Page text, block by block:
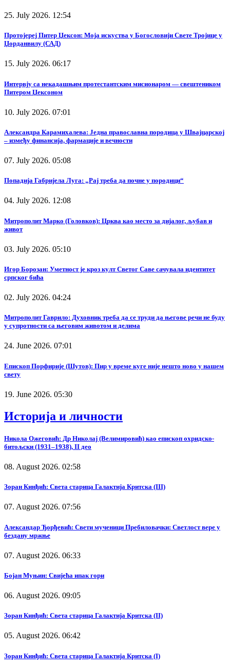
25. July 2026. 12:54
Протојереј Питер Џексон: Моја искуства у Богословији Свете Тројице у
Џорданвилу (САД)
15. July 2026. 06:17
Интервју са некадашњим протестантским мисионаром — свештеником
Питером Џексоном
10. July 2026. 07:01
Александра Карамихалева: Једна православна породица у Швајцарској
– између финансија, фармације и вечности
07. July 2026. 05:08
Попадија Габријела Луга: „Рај треба да почне у породици“
04. July 2026. 12:08
Митрополит Марко (Головков): Црква као место за дијалог, љубав и
живот
03. July 2026. 05:10
Игор Борозан: Уметност је кроз култ Светог Саве сачувала идентитет
српског бића
02. July 2026. 04:24
Митрополит Гаврило: Духовник треба да се труди да његове речи не буду
у супротности са његовим животом и делима
24. June 2026. 07:01
Епископ Порфирије (Шутов): Пир у време куге није нешто ново у нашем
свету
19. June 2026. 05:30
Историја и личности
Никола Ожеговић: Др Николај (Велимировић) као епископ охридско-
битољски (1931–1938), II део
08. August 2026. 02:58
Зоран Кинђић: Света старица Галактија Критска (III)
07. August 2026. 07:56
Александар Ђорђевић: Свети мученици Пребиловачки: Светлост вере у
бездану мржње
07. August 2026. 06:33
Бојан Муњин: Свијећа ипак гори
06. August 2026. 09:05
Зоран Кинђић: Света старица Галактија Критска (II)
05. August 2026. 06:42
Зоран Кинђић: Света старица Галактија Критска (I)